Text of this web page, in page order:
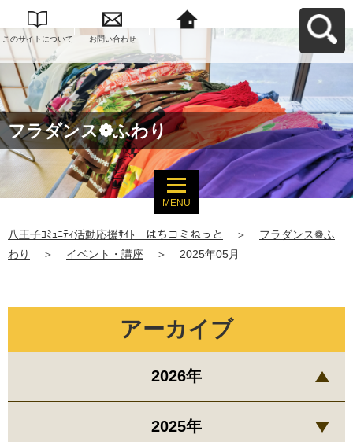
このサイトについて お問い合わせ
八王子ｺﾐｭﾆﾃｨ活動応
とへ戻る
フラダンス❁ふわり
MENU
八王子ｺﾐｭﾆﾃｨ活動応援ｻｲﾄ はちコミねっと ＞
フラダンス❁ふ
わり
＞ イベント・講座 ＞ 2025年05月
アーカイブ
2026年
2025年